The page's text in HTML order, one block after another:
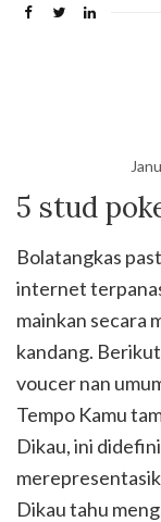
5 stud
Bolatangkas
internet
mainkan secara
kandang.
voucer nan
Tempo Kamu
Dikau, ini
Dikau tahu